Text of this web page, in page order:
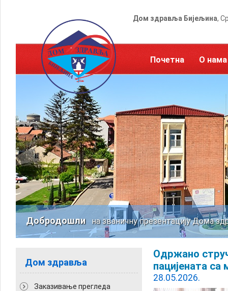
Дом здравља Бијељина,
Почетна О нама
Добродошлина званичну презентацију Дома
Дом здравља
Заказивање прегледа
Одржано
пацијената
28.05.2026.